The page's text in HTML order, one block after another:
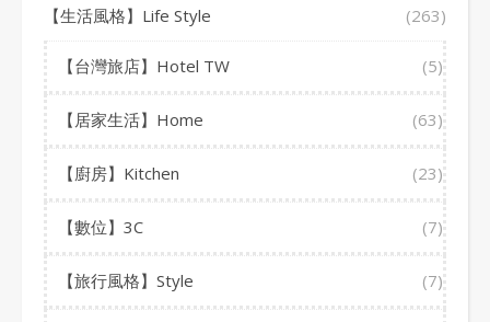
【生活風格】Life Style (263)
【台灣旅店】Hotel TW (5)
【居家生活】Home (63)
【廚房】Kitchen (23)
【數位】3C (7)
【旅行風格】Style (7)